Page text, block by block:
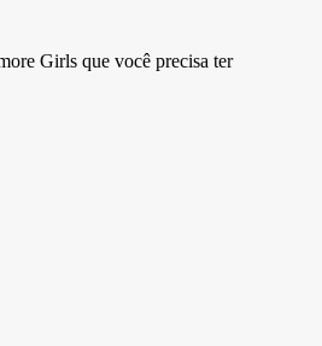
Girls que você precisa ter